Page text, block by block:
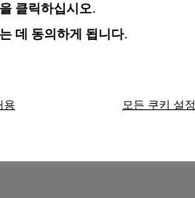
클릭하십시오.
데 동의하게 됩니다.
용 모든 쿠키 설정